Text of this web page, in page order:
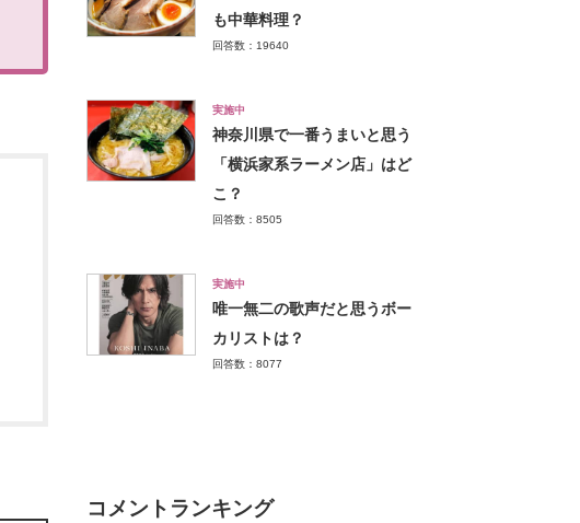
も中華料理？
回答数：19640
実施中
神奈川県で一番うまいと思う
「横浜家系ラーメン店」はど
こ？
回答数：8505
実施中
唯一無二の歌声だと思うボー
カリストは？
回答数：8077
コメントランキング